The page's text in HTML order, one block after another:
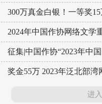
300万真金白银！一等奖
2024年中国作协网络文学
征集|中国作协“2023年中
奖金55万 2023年泛北部
进